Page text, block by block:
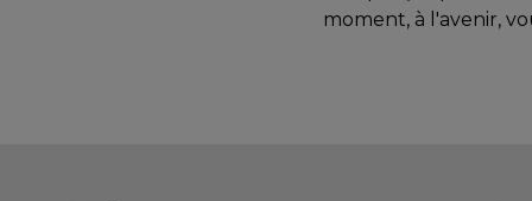
moment, à l'avenir,